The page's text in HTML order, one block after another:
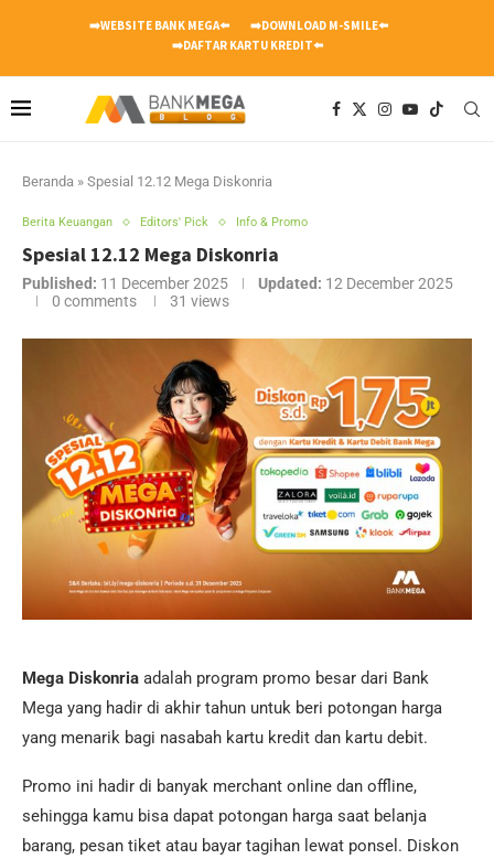
➡️WEBSITE BANK MEGA⬅️
➡️DOWNLOAD M-SMILE⬅️
➡️DAFTAR KARTU KREDIT⬅️
Beranda » Spesial 12.12 Mega Diskonria
Berita Keuangan Editors' Pick Info & Promo
Spesial 12.12 Mega Diskonria
Published: 11 December 2025 Updated: 12 December 2025
0 comments
31 views
Mega Diskonria adalah program promo besar dari Bank
Mega yang hadir di akhir tahun untuk beri potongan harga
yang menarik bagi nasabah kartu kredit dan kartu debit.
Promo ini hadir di banyak merchant online dan offline,
sehingga kamu bisa dapat potongan harga saat belanja
barang, pesan tiket atau bayar tagihan lewat ponsel. Diskon